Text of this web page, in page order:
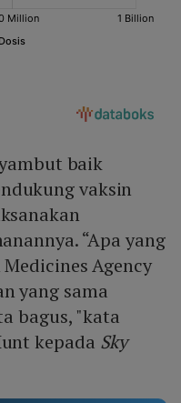
baik
vaksin
“Apa yang
Agency
yang sama
bagus, "kata
kepada Sky